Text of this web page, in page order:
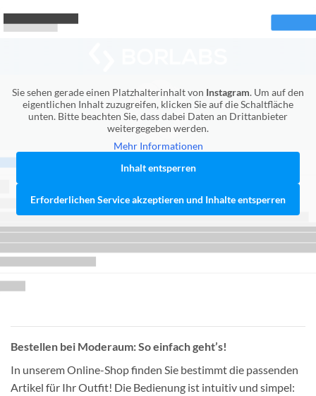
Sie sehen gerade einen Platzhalterinhalt von Instagram. Um auf den
eigentlichen Inhalt zuzugreifen, klicken Sie auf die Schaltfläche
unten. Bitte beachten Sie, dass dabei Daten an Drittanbieter
weitergegeben werden.
Mehr Informationen
Inhalt entsperren
Erforderlichen Service akzeptieren und Inhalte entsperren
Bestellen bei Moderaum: So einfach geht’s!
In unserem Online-Shop finden Sie bestimmt die passenden
Artikel für Ihr Outfit! Die Bedienung ist intuitiv und simpel: